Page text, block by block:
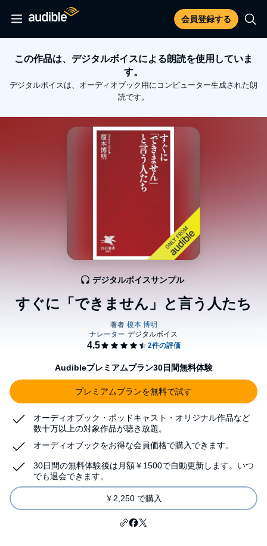
会員登録する
この作品は、デジタルボイスによる朗読を使用していま
す。
デジタルボイスは、オーディオブック用にコンピューター生成された朗
読です。
すぐに「できません」と言う人たち
デジタルボイスサンプル
Audibleプレミアムプラン30日間無料体験
プレミアムプランを無料で試す
オーディオブック・ポッドキャスト・オリジナル作品など
数十万以上の対象作品が聴き放題。
オーディオブックをお得な会員価格で購入できます。
30日間の無料体験後は月額￥1500で自動更新します。いつ
でも退会できます。
￥2,250 で購入